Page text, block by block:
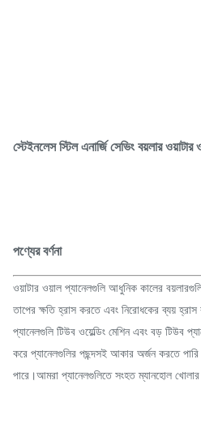
স্টেইনলেস স্টিল এনার্জি সেভিং বয়লার
পণ্যের বর্ণনা
ওয়াটার ওয়াল প্যানেলগুলি আধুনিক কালের
তাপের ক্ষতি হ্রাস করতে এবং নিরোধকের ব্যয়
প্যানেলগুলি টিউব ওয়েল্ডিং মেশিন এবং বড় টিউব
করে প্যানেলগুলির পছন্দসই আকার অর্জন করতে
পারে।আমরা প্যানেলগুলিতে সংহত ম্যানহোল খোলার